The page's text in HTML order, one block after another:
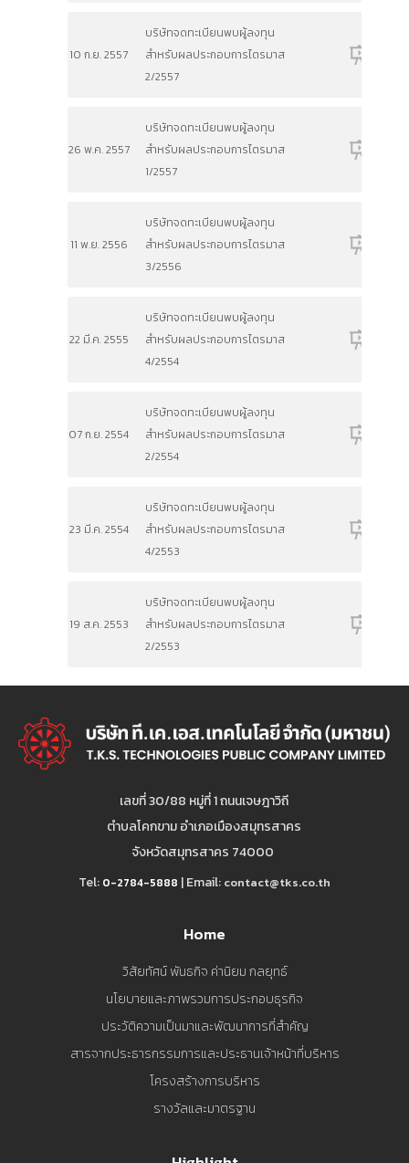
10 ก.ย. 2557
บริษัทจดทะเบียนพบผู้ลงทุน
สำหรับผลประกอบการไตรมาส
2/2557
26 พ.ค. 2557
บริษัทจดทะเบียนพบผู้ลงทุน
สำหรับผลประกอบการไตรมาส
1/2557
11 พ.ย. 2556
บริษัทจดทะเบียนพบผู้ลงทุน
สำหรับผลประกอบการไตรมาส
3/2556
22 มี.ค. 2555
บริษัทจดทะเบียนพบผู้ลงทุน
สำหรับผลประกอบการไตรมาส
4/2554
07 ก.ย. 2554
บริษัทจดทะเบียนพบผู้ลงทุน
สำหรับผลประกอบการไตรมาส
2/2554
23 มี.ค. 2554
บริษัทจดทะเบียนพบผู้ลงทุน
สำหรับผลประกอบการไตรมาส
4/2553
19 ส.ค. 2553
บริษัทจดทะเบียนพบผู้ลงทุน
สำหรับผลประกอบการไตรมาส
2/2553
เลขที่ 30/88 หมู่ที่ 1 ถนนเจษฎาวิถี
ตำบลโคกขาม อำเภอเมืองสมุทรสาคร
จังหวัดสมุทรสาคร 74000
Tel: 0-2784-5888 | Email: contact@tks.co.th
Home
วิสัยทัศน์ พันธกิจ ค่านิยม กลยุทธ์
นโยบายและภาพรวมการประกอบธุรกิจ
ประวัติความเป็นมาและพัฒนาการที่สำคัญ
สารจากประธารกรรมการและประธานเจ้าหน้าที่บริหาร
โครงสร้างการบริหาร
รางวัลและมาตรฐาน